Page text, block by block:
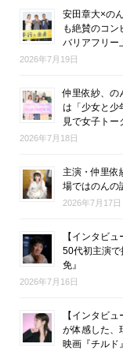
安田章大×の
も絶賛のコン
バリアフリー
2026年7月19日
仲里依紗、の
は「少女と少
見で女子トー
2026年7月18日
主演・仲里依
場ではのんの
2026年7月17日
【インタビ
50代初主演
免』
2026年7月16日
【インタビ
が体感した、
映画『チルド』